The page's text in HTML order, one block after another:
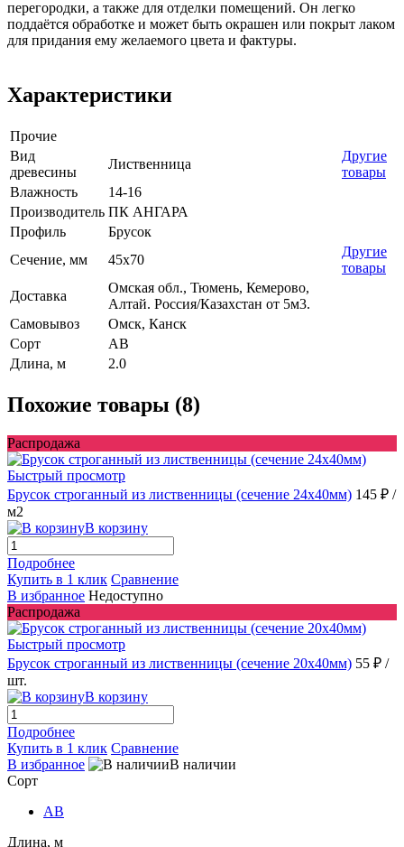
перегородки, а также для отделки помещений. Он легко
поддаётся обработке и может быть окрашен или покрыт лаком
для придания ему желаемого цвета и фактуры.
Характеристики
Прочие
Вид
древесины
Лиственница
Другие
товары
Влажность
14-16
Производитель ПК АНГАРА
Профиль
Брусок
Сечение, мм
45x70
Другие
товары
Доставка
Омская обл., Тюмень, Кемерово,
Алтай. Россия/Казахстан от 5м3.
Самовывоз
Омск, Канск
Сорт
AB
Длина, м
2.0
Похожие товары (8)
Распродажа
Быстрый просмотр
Брусок строганный из лиственницы (сечение 24x40мм) 145 ₽ /
м2
В корзину
Подробнее
Купить в 1 клик Сравнение
В избранное Недоступно
Распродажа
Быстрый просмотр
Брусок строганный из лиственницы (сечение 20x40мм) 55 ₽ /
шт.
В корзину
Подробнее
Купить в 1 клик Сравнение
В избранное
В наличии
Сорт
AB
Длина, м